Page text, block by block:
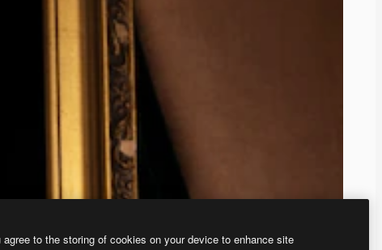
to the storing of cookies on your device to enhance site